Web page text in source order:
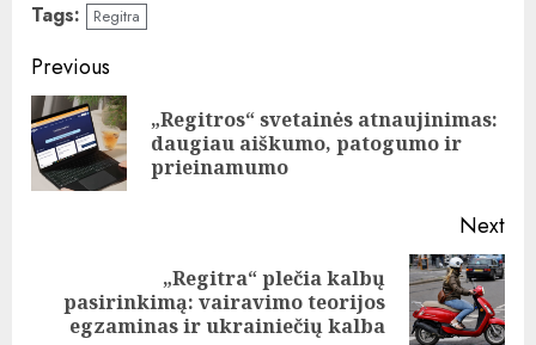
Tags: Regitra
Continue
Reading
Previous
„Regitros“ svetainės atnaujinimas:
daugiau aiškumo, patogumo ir
prieinamumo
Next
Next
post:
„Regitra“ plečia kalbų
pasirinkimą: vairavimo teorijos
egzaminas ir ukrainiečių kalba